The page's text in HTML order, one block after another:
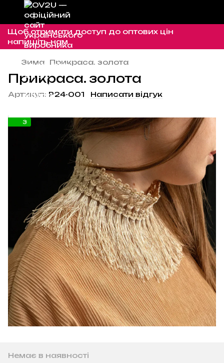
Щоб отримати доступ до оптових цін
напишіть нам
Зима Прикраса. золота
Прикраса. золота
Артикул: Р24-001 Написати відгук
3
Немає в наявності